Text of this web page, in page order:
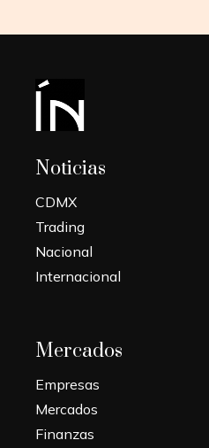
Noticias
CDMX
Trading
Nacional
Internacional
Mercados
Empresas
Mercados
Finanzas